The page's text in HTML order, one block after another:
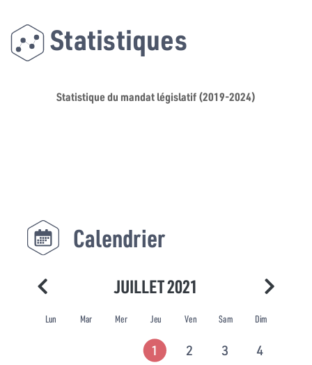
Statistiques
Statistique du mandat législatif (2019-2024)
Calendrier
JUILLET 2021
Lun Mar Mer Jeu Ven Sam Dim
1 2 3 4